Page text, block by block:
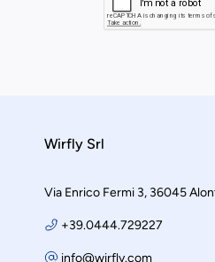
Wirfly Srl
Via Enrico Fermi 3, 36045
+39.0444.729227
info@wirfly.com